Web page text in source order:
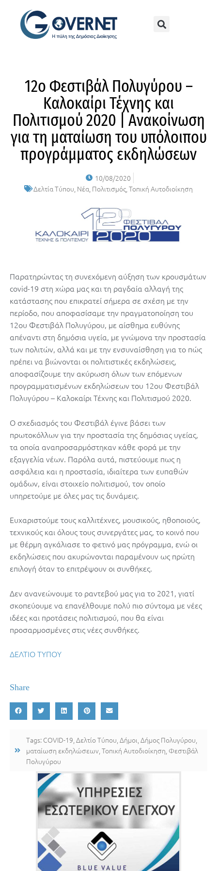
12ο Φεστιβάλ Πολυγύρου –
Καλοκαίρι Τέχνης και
Πολιτισμού 2020 | Ανακοίνωση
για τη ματαίωση του υπόλοιπου
προγράμματος εκδηλώσεων
10/08/2020
Δελτία Τύπου Νέα Πολιτισμός Τοπική Αυτοδιοίκηση
Παρατηρώντας τη συνεχόμενη αύξηση των κρουσμάτων
covid-19 στη χώρα μας και τη ραγδαία αλλαγή της
κατάστασης που επικρατεί σήμερα σε σχέση με την
περίοδο, που αποφασίσαμε την πραγματοποίηση του
12ου Φεστιβάλ Πολυγύρου, με αίσθημα ευθύνης
απέναντι στη δημόσια υγεία, με γνώμονα την προστασία
των πολιτών, αλλά και με την ενσυναίσθηση για το πώς
πρέπει να βιώνονται οι πολιτιστικές εκδηλώσεις,
αποφασίζουμε την ακύρωση όλων των επόμενων
προγραμματισμένων εκδηλώσεων του 12ου Φεστιβάλ
Πολυγύρου – Καλοκαίρι Τέχνης και Πολιτισμού 2020.
Ο σχεδιασμός του Φεστιβάλ έγινε βάσει των
πρωτοκόλλων για την προστασία της δημόσιας υγείας,
τα οποία αναπροσαρμόστηκαν κάθε φορά με την
εξαγγελία νέων. Παρόλα αυτά, πιστεύουμε πως η
ασφάλεια και η προστασία, ιδιαίτερα των ευπαθών
ομάδων, είναι στοιχείο πολιτισμού, τον οποίο
υπηρετούμε με όλες μας τις δυνάμεις.
Ευχαριστούμε τους καλλιτέχνες, μουσικούς, ηθοποιούς,
τεχνικούς και όλους τους συνεργάτες μας, το κοινό που
με θέρμη αγκάλιασε το φετινό μας πρόγραμμα, ενώ οι
εκδηλώσεις που ακυρώνονται παραμένουν ως πρώτη
επιλογή όταν το επιτρέψουν οι συνθήκες.
Δεν ανανεώνουμε το ραντεβού μας για το 2021, γιατί
σκοπεύουμε να επανέλθουμε πολύ πιο σύντομα με νέες
ιδέες και προτάσεις πολιτισμού, που θα είναι
προσαρμοσμένες στις νέες συνθήκες.
ΔΕΛΤΙΟ ΤΥΠΟΥ
Share
Tags: COVID-19 Δελτίο Τύπου Δήμοι Δήμος Πολυγύρου
ματαίωση εκδηλώσεων Τοπική Αυτοδιοίκηση Φεστιβάλ
Πολυγύρου